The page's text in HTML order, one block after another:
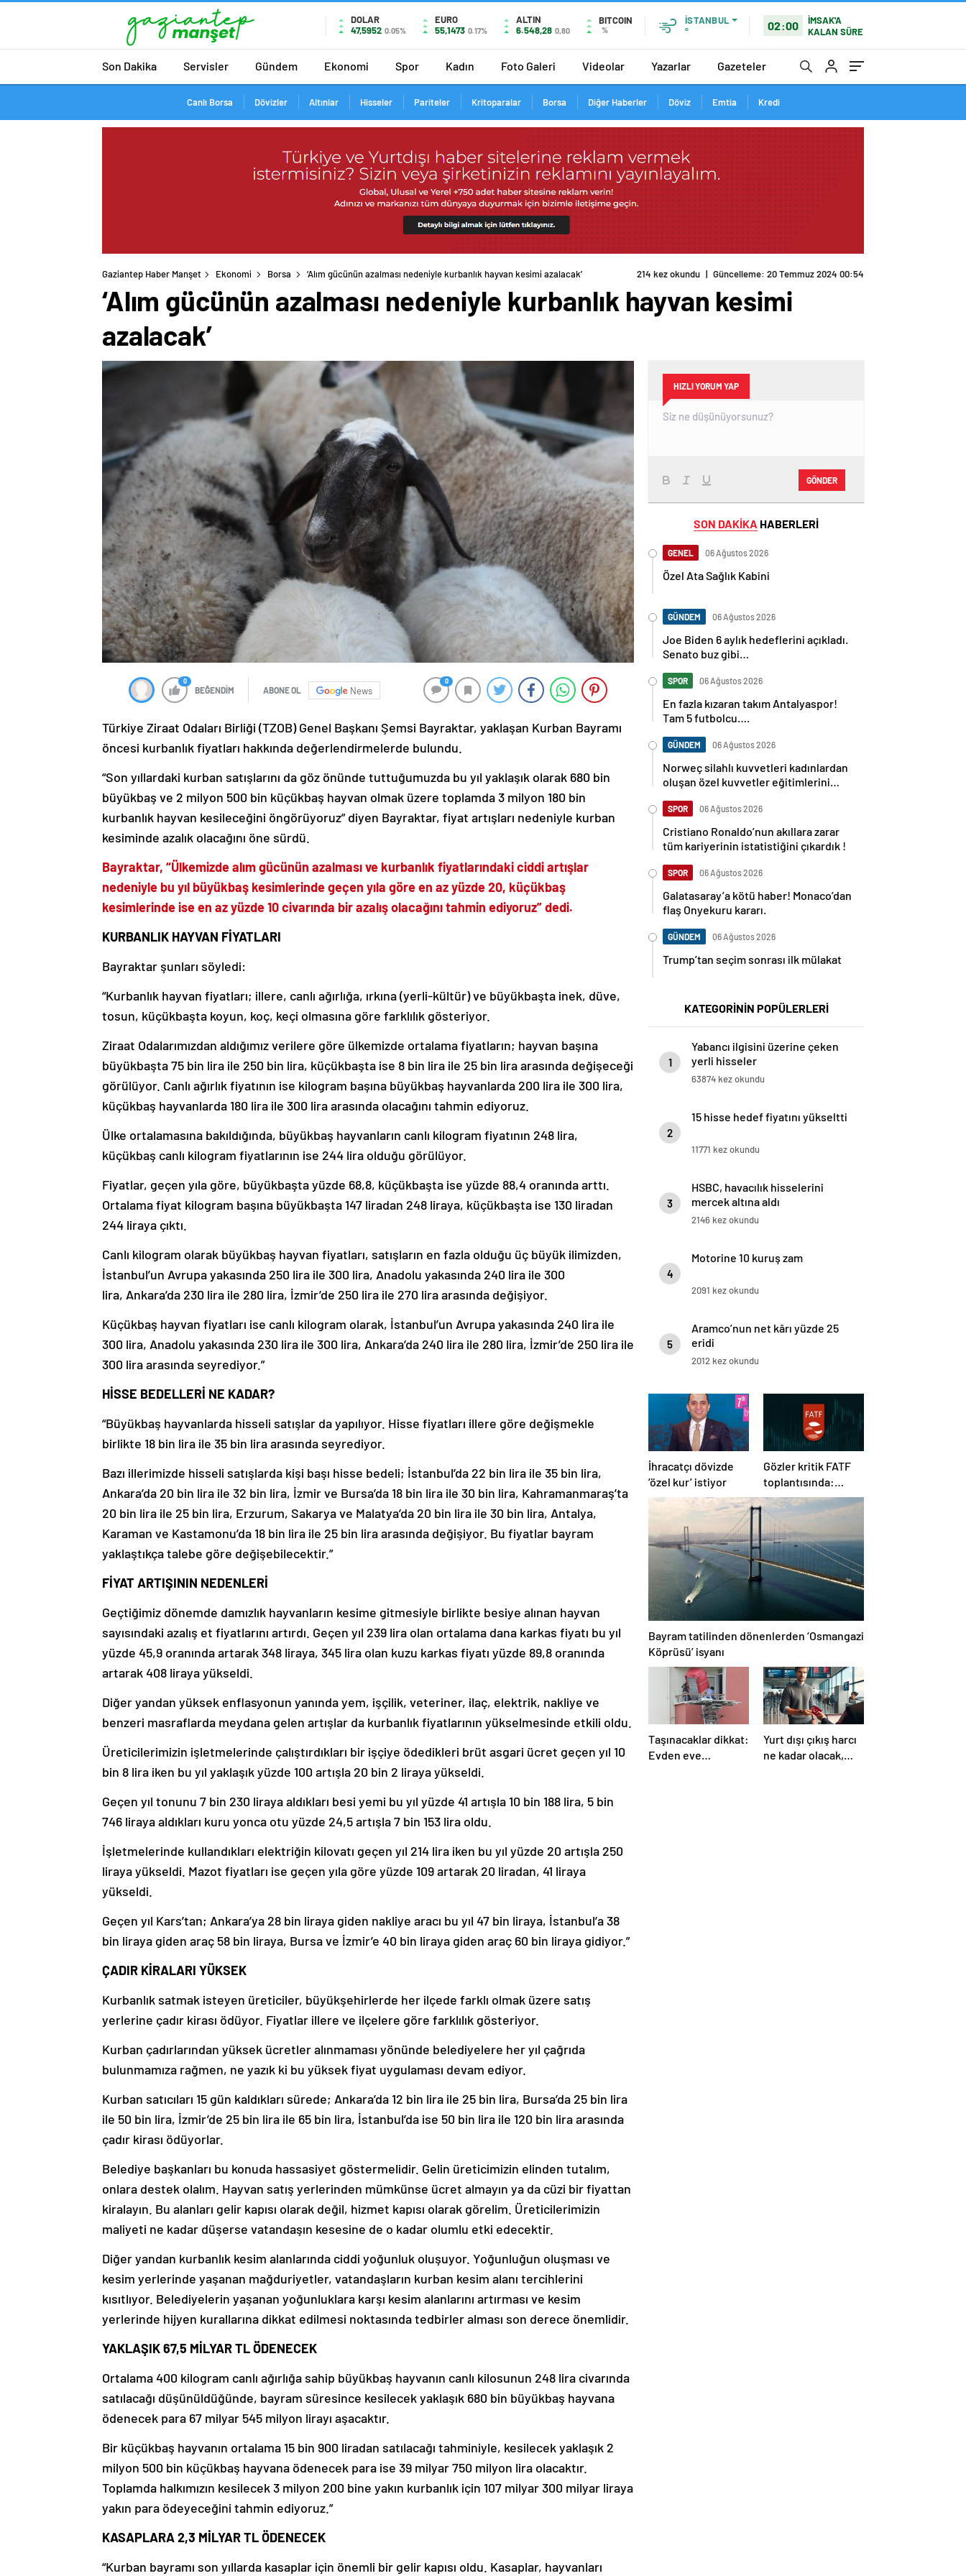
DOLAR
47,5952 0.05%
EURO
55,1473 0.17%
ALTIN
6.548,28 0,80
BITCOIN
%
İSTANBUL
°
02:00
İMSAK'A
KALAN SÜRE
Son Dakika Servisler Gündem Ekonomi Spor Kadın Foto Galeri Videolar Yazarlar Gazeteler
Canlı Borsa Dövizler Altınlar Hisseler Pariteler Kritoparalar Borsa Diğer Haberler Döviz Emtia Kredi
Gaziantep Haber Manşet Ekonomi Borsa ‘Alım gücünün azalması nedeniyle kurbanlık hayvan kesimi azalacak’ 214 kez okundu | Güncelleme: 20 Temmuz 2024 00:54
‘Alım gücünün azalması nedeniyle kurbanlık hayvan kesimi
azalacak’
0
BEĞENDİM ABONE OL News
0
Türkiye Ziraat Odaları Birliği (TZOB) Genel Başkanı Şemsi Bayraktar, yaklaşan Kurban Bayramı
öncesi kurbanlık fiyatları hakkında değerlendirmelerde bulundu.
“Son yıllardaki kurban satışlarını da göz önünde tuttuğumuzda bu yıl yaklaşık olarak 680 bin
büyükbaş ve 2 milyon 500 bin küçükbaş hayvan olmak üzere toplamda 3 milyon 180 bin
kurbanlık hayvan kesileceğini öngörüyoruz” diyen Bayraktar, fiyat artışları nedeniyle kurban
kesiminde azalık olacağını öne sürdü.
Bayraktar, “Ülkemizde alım gücünün azalması ve kurbanlık fiyatlarındaki ciddi artışlar
nedeniyle bu yıl büyükbaş kesimlerinde geçen yıla göre en az yüzde 20, küçükbaş
kesimlerinde ise en az yüzde 10 civarında bir azalış olacağını tahmin ediyoruz” dedi.
KURBANLIK HAYVAN FİYATLARI
Bayraktar şunları söyledi:
“Kurbanlık hayvan fiyatları; illere, canlı ağırlığa, ırkına (yerli-kültür) ve büyükbaşta inek, düve,
tosun, küçükbaşta koyun, koç, keçi olmasına göre farklılık gösteriyor.
Ziraat Odalarımızdan aldığımız verilere göre ülkemizde ortalama fiyatların; hayvan başına
büyükbaşta 75 bin lira ile 250 bin lira, küçükbaşta ise 8 bin lira ile 25 bin lira arasında değişeceği
görülüyor. Canlı ağırlık fiyatının ise kilogram başına büyükbaş hayvanlarda 200 lira ile 300 lira,
küçükbaş hayvanlarda 180 lira ile 300 lira arasında olacağını tahmin ediyoruz.
Ülke ortalamasına bakıldığında, büyükbaş hayvanların canlı kilogram fiyatının 248 lira,
küçükbaş canlı kilogram fiyatlarının ise 244 lira olduğu görülüyor.
Fiyatlar, geçen yıla göre, büyükbaşta yüzde 68,8, küçükbaşta ise yüzde 88,4 oranında arttı.
Ortalama fiyat kilogram başına büyükbaşta 147 liradan 248 liraya, küçükbaşta ise 130 liradan
244 liraya çıktı.
Canlı kilogram olarak büyükbaş hayvan fiyatları, satışların en fazla olduğu üç büyük ilimizden,
İstanbul’un Avrupa yakasında 250 lira ile 300 lira, Anadolu yakasında 240 lira ile 300
lira, Ankara’da 230 lira ile 280 lira, İzmir’de 250 lira ile 270 lira arasında değişiyor.
Küçükbaş hayvan fiyatları ise canlı kilogram olarak, İstanbul’un Avrupa yakasında 240 lira ile
300 lira, Anadolu yakasında 230 lira ile 300 lira, Ankara’da 240 lira ile 280 lira, İzmir’de 250 lira ile
300 lira arasında seyrediyor.”
HİSSE BEDELLERİ NE KADAR?
“Büyükbaş hayvanlarda hisseli satışlar da yapılıyor. Hisse fiyatları illere göre değişmekle
birlikte 18 bin lira ile 35 bin lira arasında seyrediyor.
Bazı illerimizde hisseli satışlarda kişi başı hisse bedeli; İstanbul’da 22 bin lira ile 35 bin lira,
Ankara’da 20 bin lira ile 32 bin lira, İzmir ve Bursa’da 18 bin lira ile 30 bin lira, Kahramanmaraş’ta
20 bin lira ile 25 bin lira, Erzurum, Sakarya ve Malatya’da 20 bin lira ile 30 bin lira, Antalya,
Karaman ve Kastamonu’da 18 bin lira ile 25 bin lira arasında değişiyor. Bu fiyatlar bayram
yaklaştıkça talebe göre değişebilecektir.”
FİYAT ARTIŞININ NEDENLERİ
Geçtiğimiz dönemde damızlık hayvanların kesime gitmesiyle birlikte besiye alınan hayvan
sayısındaki azalış et fiyatlarını artırdı. Geçen yıl 239 lira olan ortalama dana karkas fiyatı bu yıl
yüzde 45,9 oranında artarak 348 liraya, 345 lira olan kuzu karkas fiyatı yüzde 89,8 oranında
artarak 408 liraya yükseldi.
Diğer yandan yüksek enflasyonun yanında yem, işçilik, veteriner, ilaç, elektrik, nakliye ve
benzeri masraflarda meydana gelen artışlar da kurbanlık fiyatlarının yükselmesinde etkili oldu.
Üreticilerimizin işletmelerinde çalıştırdıkları bir işçiye ödedikleri brüt asgari ücret geçen yıl 10
bin 8 lira iken bu yıl yaklaşık yüzde 100 artışla 20 bin 2 liraya yükseldi.
Geçen yıl tonunu 7 bin 230 liraya aldıkları besi yemi bu yıl yüzde 41 artışla 10 bin 188 lira, 5 bin
746 liraya aldıkları kuru yonca otu yüzde 24,5 artışla 7 bin 153 lira oldu.
İşletmelerinde kullandıkları elektriğin kilovatı geçen yıl 214 lira iken bu yıl yüzde 20 artışla 250
liraya yükseldi. Mazot fiyatları ise geçen yıla göre yüzde 109 artarak 20 liradan, 41 liraya
yükseldi.
Geçen yıl Kars’tan; Ankara’ya 28 bin liraya giden nakliye aracı bu yıl 47 bin liraya, İstanbul’a 38
bin liraya giden araç 58 bin liraya, Bursa ve İzmir’e 40 bin liraya giden araç 60 bin liraya gidiyor.”
ÇADIR KİRALARI YÜKSEK
Kurbanlık satmak isteyen üreticiler, büyükşehirlerde her ilçede farklı olmak üzere satış
yerlerine çadır kirası ödüyor. Fiyatlar illere ve ilçelere göre farklılık gösteriyor.
Kurban çadırlarından yüksek ücretler alınmaması yönünde belediyelere her yıl çağrıda
bulunmamıza rağmen, ne yazık ki bu yüksek fiyat uygulaması devam ediyor.
Kurban satıcıları 15 gün kaldıkları sürede; Ankara’da 12 bin lira ile 25 bin lira, Bursa’da 25 bin lira
ile 50 bin lira, İzmir’de 25 bin lira ile 65 bin lira, İstanbul’da ise 50 bin lira ile 120 bin lira arasında
çadır kirası ödüyorlar.
Belediye başkanları bu konuda hassasiyet göstermelidir. Gelin üreticimizin elinden tutalım,
onlara destek olalım. Hayvan satış yerlerinden mümkünse ücret almayın ya da cüzi bir fiyattan
kiralayın. Bu alanları gelir kapısı olarak değil, hizmet kapısı olarak görelim. Üreticilerimizin
maliyeti ne kadar düşerse vatandaşın kesesine de o kadar olumlu etki edecektir.
Diğer yandan kurbanlık kesim alanlarında ciddi yoğunluk oluşuyor. Yoğunluğun oluşması ve
kesim yerlerinde yaşanan mağduriyetler, vatandaşların kurban kesim alanı tercihlerini
kısıtlıyor. Belediyelerin yaşanan yoğunluklara karşı kesim alanlarını artırması ve kesim
yerlerinde hijyen kurallarına dikkat edilmesi noktasında tedbirler alması son derece önemlidir.
YAKLAŞIK 67,5 MİLYAR TL ÖDENECEK
Ortalama 400 kilogram canlı ağırlığa sahip büyükbaş hayvanın canlı kilosunun 248 lira civarında
satılacağı düşünüldüğünde, bayram süresince kesilecek yaklaşık 680 bin büyükbaş hayvana
ödenecek para 67 milyar 545 milyon lirayı aşacaktır.
Bir küçükbaş hayvanın ortalama 15 bin 900 liradan satılacağı tahminiyle, kesilecek yaklaşık 2
milyon 500 bin küçükbaş hayvana ödenecek para ise 39 milyar 750 milyon lira olacaktır.
Toplamda halkımızın kesilecek 3 milyon 200 bine yakın kurbanlık için 107 milyar 300 milyar liraya
yakın para ödeyeceğini tahmin ediyoruz.”
KASAPLARA 2,3 MİLYAR TL ÖDENECEK
“Kurban bayramı son yıllarda kasaplar için önemli bir gelir kapısı oldu. Kasaplar, hayvanları
HIZLI YORUM YAP
GÖNDER
SON DAKİKA HABERLERİ
GENEL 06 Ağustos 2026
Özel Ata Sağlık Kabini
GÜNDEM 06 Ağustos 2026
Joe Biden 6 aylık hedeflerini açıkladı.
Senato buz gibi…
SPOR 06 Ağustos 2026
En fazla kızaran takım Antalyaspor!
Tam 5 futbolcu….
GÜNDEM 06 Ağustos 2026
Norweç silahlı kuvvetleri kadınlardan
oluşan özel kuvvetler eğitimlerini
SPOR 06 Ağustos 2026
Cristiano Ronaldo’nun akıllara zarar
tüm kariyerinin istatistiğini çıkardık !
SPOR 06 Ağustos 2026
Galatasaray’a kötü haber! Monaco’dan
flaş Onyekuru kararı.
GÜNDEM 06 Ağustos 2026
Trump’tan seçim sonrası ilk mülakat
KATEGORİNİN POPÜLERLERİ
1
Yabancı ilgisini üzerine çeken
yerli hisseler
63874 kez okundu
2
15 hisse hedef fiyatını yükseltti
11771 kez okundu
3
HSBC, havacılık hisselerini
mercek altına aldı
2146 kez okundu
4
Motorine 10 kuruş zam
2091 kez okundu
5
Aramco’nun net kârı yüzde 25
eridi
2012 kez okundu
İhracatçı dövizde
‘özel kur’ istiyor
Gözler kritik FATF
toplantısında:
Türkiye gri listeden
çıkacak mı?
Bayram tatilinden dönenlerden ‘Osmangazi
Köprüsü’ isyanı
Taşınacaklar dikkat:
Evden eve
Yurt dışı çıkış harcı
ne kadar olacak,